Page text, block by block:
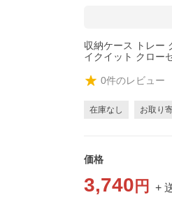
収納ケース トレー
イクイット クロー
0件のレビュー
在庫なし お取り
価格
3,740 円 +